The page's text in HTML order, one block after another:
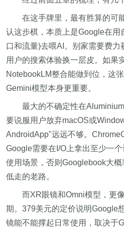
在这手牌里，最有胜算的可
认这步棋，本质上是Google在用
口和流量)去喂AI。别家需要费
用户的搜索体验换一层皮。如果
NotebookLM整合能做到位，这
Gemini模型本身更重要。
最大的不确定性在
要说服用户放弃macOS或
AndroidApp"远远不够。
Google需要在I/O上拿出至少一
使用场景，否则Googlebook大
低走的老路。
而XR眼镜和Omni模型，更
期。379美元的定价说明Google
镜能不能撑起日常使用，取决于